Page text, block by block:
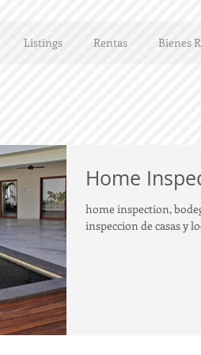
Listings Rentas Bienes
Home
home inspection,
inspeccion de casas y